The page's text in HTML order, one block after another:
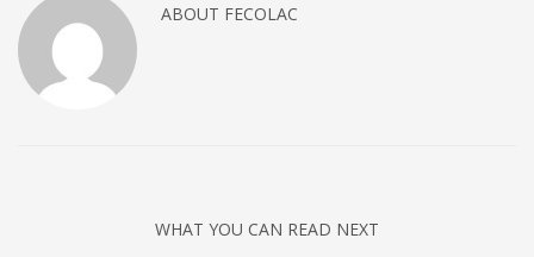
ABOUT FECOLAC
WHAT YOU CAN READ NEXT